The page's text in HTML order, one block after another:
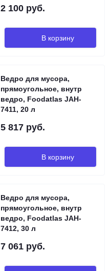
2 100 руб.
В корзину
Ведро для мусора,
прямоугольное, внутр
ведро, Foodatlas JAH-
7411, 20 л
5 817 руб.
В корзину
Ведро для мусора,
прямоугольное, внутр
ведро, Foodatlas JAH-
7412, 30 л
7 061 руб.